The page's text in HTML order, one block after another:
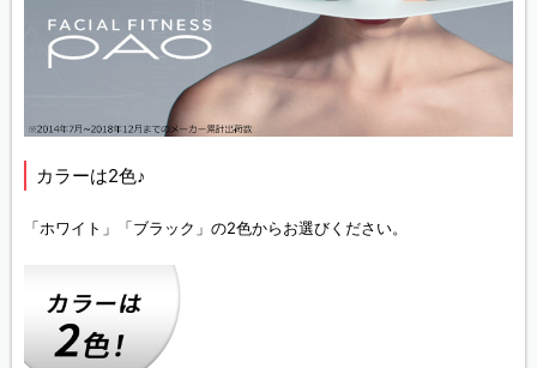
カラーは2色♪
「ホワイト」「ブラック」の2色からお選びください。